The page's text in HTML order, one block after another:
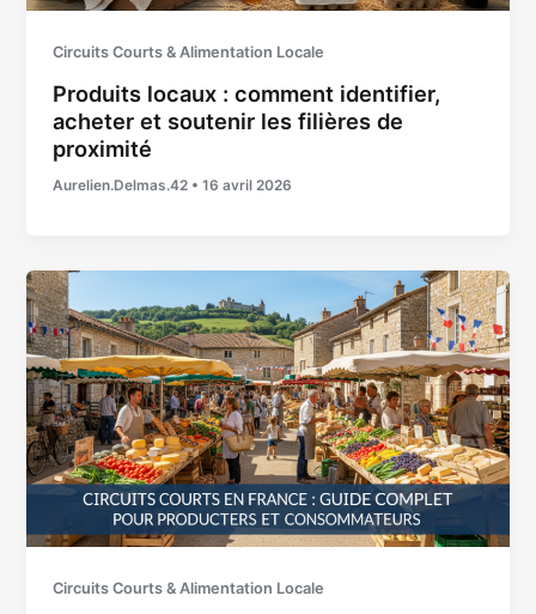
Circuits Courts & Alimentation Locale
Produits locaux : comment identifier,
acheter et soutenir les filières de
proximité
Aurelien.Delmas.42 •16 avril 2026
Circuits Courts & Alimentation Locale